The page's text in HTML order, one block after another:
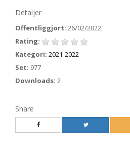
Detaljer
Offentliggjort: 26/02/2022
Rating:
Kategori: 2021-2022
Set: 977
Downloads: 2
Share